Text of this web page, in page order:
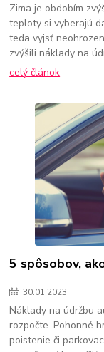
Zima je obdobím
teploty si vyberajú
teda vyjsť
zvýšili náklady na
celý článok
5 spôsobov,
30.01.2023
Náklady na údržbu
rozpočte. Pohonné
poistenie či